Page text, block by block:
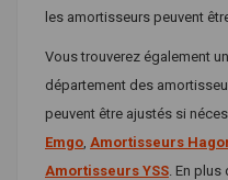
les amortisseurs peuvent
Vous trouverez également
département des
peuvent être ajustés si
Emgo, Amortisseurs
Amortisseurs YSS. En plus